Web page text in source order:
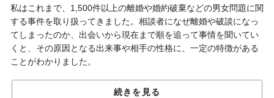
私はこれまで、1,500件以上の離婚や婚約破棄などの男女問題に関
する事件を取り扱ってきました。相談者になぜ離婚や破談になっ
てしまったのか、出会いから現在まで順を追って事情を聞いてい
くと、その原因となる出来事や相手の性格に、一定の特徴がある
ことがわかりました。
ここでは、自著『ブラック彼氏』から実際にあった事例5つの類型
続きを見る